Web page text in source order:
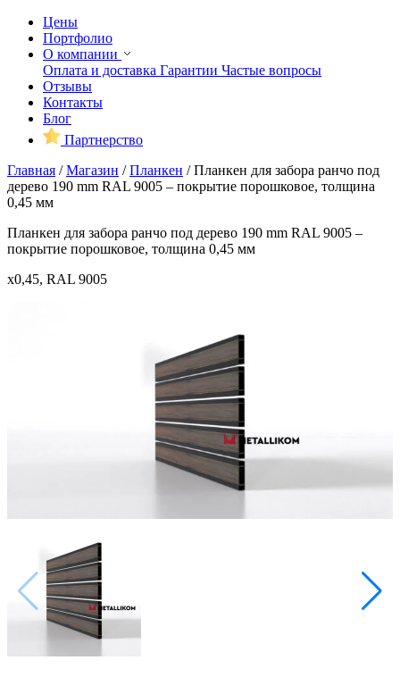
Цены
Портфолио
О компании
Оплата и доставка Гарантии Частые вопросы
Отзывы
Контакты
Блог
Партнерство
Главная /Магазин /Планкен /Планкен для забора ранчо под
дерево 190 mm RAL 9005 – покрытие порошковое, толщина
0,45 мм
Планкен для забора ранчо под дерево 190 mm RAL 9005 –
покрытие порошковое, толщина 0,45 мм
x0,45, RAL 9005